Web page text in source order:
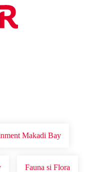
OFERTE DE NERATAT
Makadi Bay
Fauna si Flora